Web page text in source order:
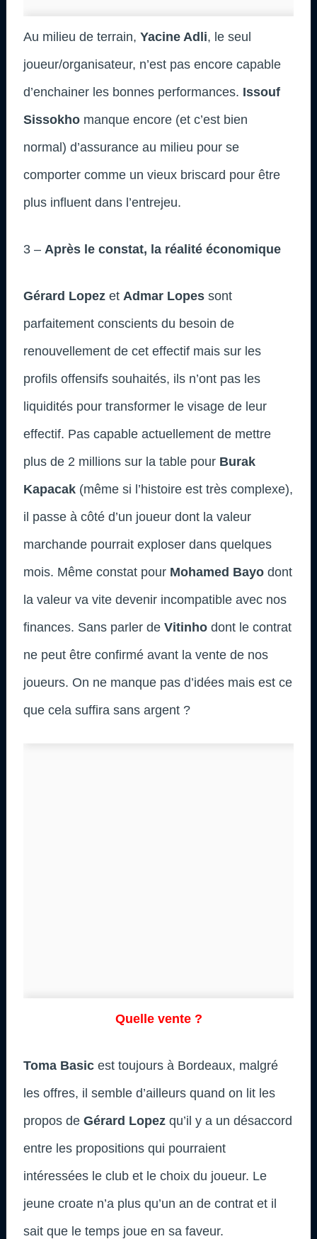
Au milieu de terrain, Yacine Adli, le seul
joueur/organisateur, n’est pas encore capable
d’enchainer les bonnes performances. Issouf
Sissokho manque encore (et c’est bien
normal) d’assurance au milieu pour se
comporter comme un vieux briscard pour être
plus influent dans l’entrejeu.
3 – Après le constat, la réalité économique
Gérard Lopez et Admar Lopes sont
parfaitement conscients du besoin de
renouvellement de cet effectif mais sur les
profils offensifs souhaités, ils n’ont pas les
liquidités pour transformer le visage de leur
effectif. Pas capable actuellement de mettre
plus de 2 millions sur la table pour Burak
Kapacak (même si l’histoire est très complexe),
il passe à côté d’un joueur dont la valeur
marchande pourrait exploser dans quelques
mois. Même constat pour Mohamed Bayo dont
la valeur va vite devenir incompatible avec nos
finances. Sans parler de Vitinho dont le contrat
ne peut être confirmé avant la vente de nos
joueurs. On ne manque pas d’idées mais est ce
que cela suffira sans argent ?
Quelle vente ?
Toma Basic est toujours à Bordeaux, malgré
les offres, il semble d’ailleurs quand on lit les
propos de Gérard Lopez qu’il y a un désaccord
entre les propositions qui pourraient
intéressées le club et le choix du joueur. Le
jeune croate n’a plus qu’un an de contrat et il
sait que le temps joue en sa faveur.